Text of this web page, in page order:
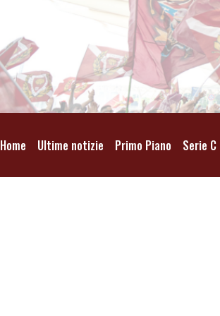
Home Ultime notizie Primo Piano Serie C